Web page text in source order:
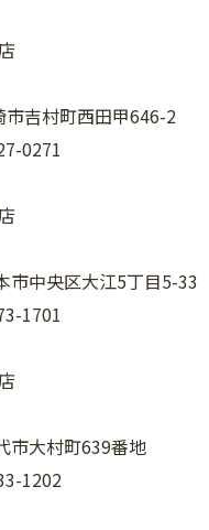
吉村町西田甲646-2
0271
市中央区大江5丁目5-33
1701
市大村町639番地
1202